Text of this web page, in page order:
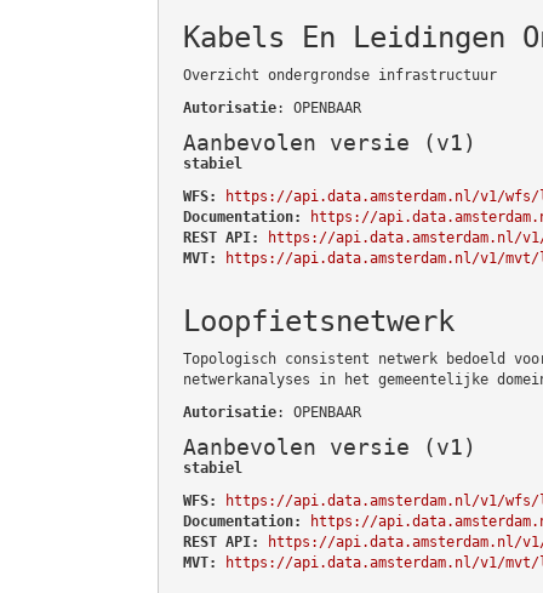
Kabels En Leidingen
Overzicht ondergrondse infrastructuur
Autorisatie: OPENBAAR
Aanbevolen versie (v1)
stabiel
WFS:
https://api.data.amsterdam.nl/v1/
Documentation:
https://
REST API:
https://api.data.amsterdam.nl/
MVT:
https://api.data.amsterdam.nl/v1/
Loopfietsnetwerk
Topologisch consistent netwerk bedoeld
netwerkanalyses in het gemeentelijke
Autorisatie: OPENBAAR
Aanbevolen versie (v1)
stabiel
WFS:
https://api.data.amsterdam.nl/v1/
Documentation:
https://
REST API:
https://api.data.amsterdam.nl/
MVT:
https://api.data.amsterdam.nl/v1/